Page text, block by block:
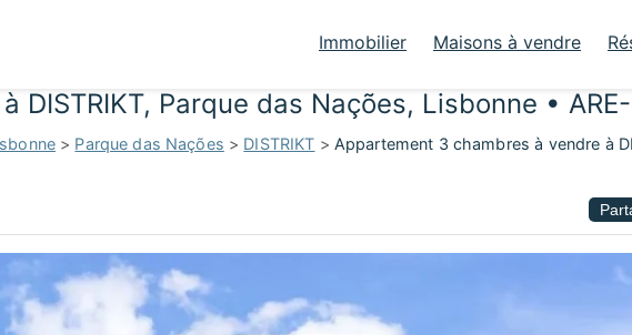
Immobilier Maisons à vendre
Parque das Nações, Lisbonne • ARE-
> Parque das Nações > DISTRIKT > Appartement 3 chambres à vendre à